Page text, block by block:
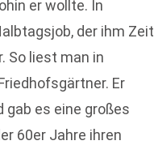
er wollte. In
der ihm Zeit
So liest man in
Er
gab es eine großes
60er Jahre ihren